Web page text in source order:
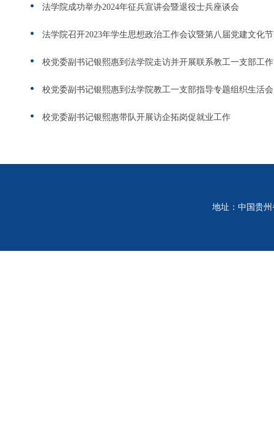
法学院成功举办2024年征兵宣讲会暨退役士兵座谈会
法学院召开2023年学生思想政治工作会议暨第八届党建文化
校党委副书记银熙惠到法学院走访并开展联系教工一支部工作
校党委副书记银熙惠到法学院教工一支部指导专题组织生活会
校党委副书记银熙惠带队开展访企拓岗促就业工作
地址：中国贵